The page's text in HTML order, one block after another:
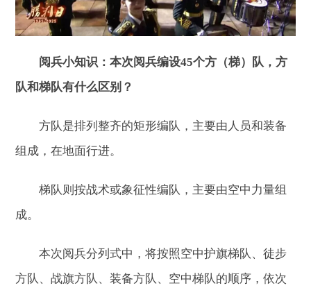
阅兵小知识： 本次阅兵编设45个方（梯）队，方
队和梯队有什么区别？
方队是排列整齐的矩形编队，主要由人员和装备
组成，在地面行进。
梯队则按战术或象征性编队，主要由空中力量组
成。
本次阅兵分列式中，将按照空中护旗梯队、徒步
方队、战旗方队、装备方队、空中梯队的顺序，依次